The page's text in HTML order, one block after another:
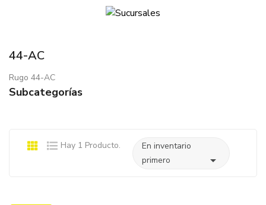
44-AC
Rugo 44-AC
Subcategorías
Hay 1 Producto.
En inventario
primero
